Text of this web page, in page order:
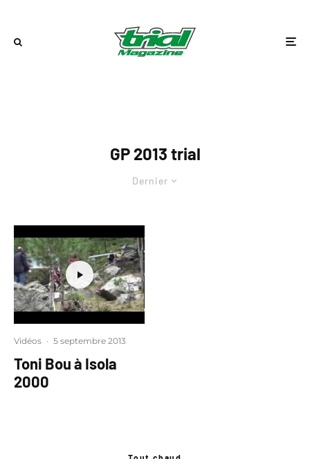
GP 2013 trial
Dernier
Vidéos · 5 septembre 2013
Toni Bou à Isola
2000